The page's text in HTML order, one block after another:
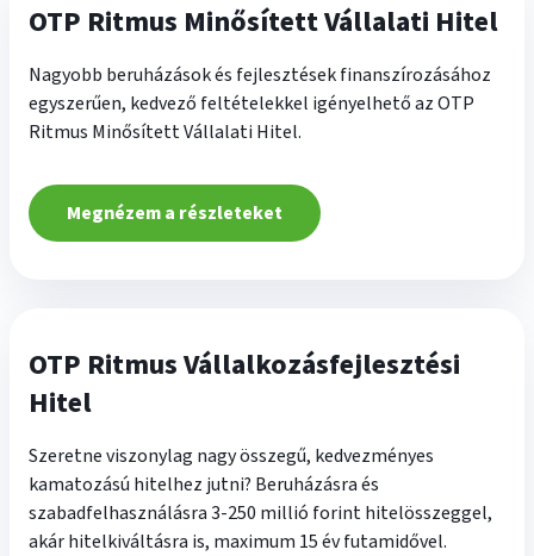
OTP Ritmus Minősített Vállalati Hitel
Nagyobb beruházások és fejlesztések finanszírozásához
egyszerűen, kedvező feltételekkel igényelhető az OTP
Ritmus Minősített Vállalati Hitel.
Megnézem a részleteket
OTP Ritmus Vállalkozásfejlesztési
Hitel
Szeretne viszonylag nagy összegű, kedvezményes
kamatozású hitelhez jutni? Beruházásra és
szabadfelhasználásra 3-250 millió forint hitelösszeggel,
akár hitelkiváltásra is, maximum 15 év futamidővel.